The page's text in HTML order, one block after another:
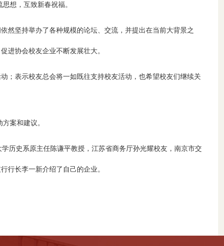
想，互致新春祝福。
然坚持举办了各种规模的论坛、交流，并提出在当前大背景之
进协会校友企业不断发展壮大。
；表示校友总会将一如既往支持校友活动，也希望校友们继续关
案和建议。
历史系原主任陈谦平教授，江苏省商务厅孙光耀校友，南京市交
行长李一新介绍了自己的企业。